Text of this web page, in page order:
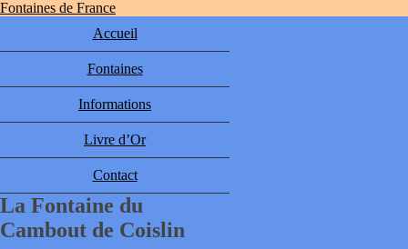
Fontaines de France
Accueil
Fontaines
Informations
Livre d’Or
Contact
La Fontaine du
Cambout de Coislin